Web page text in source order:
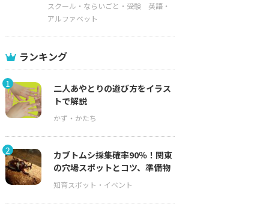
スクール・ならいごと・受験
英語・
アルファベット
ランキング
1
二人あやとりの遊び方をイラス
トで解説
2
カブトムシ採集確率90％！関東
の穴場スポットとコツ、準備物